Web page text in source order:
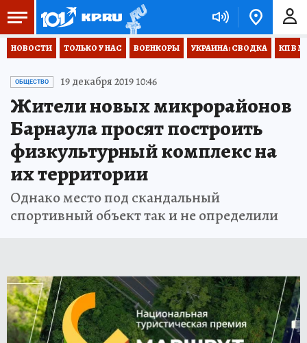
НОВОСТИ ТОЛЬКО У НАС ВОЕНКОРЫ УКРАИНА: СВОДКА КП В
ОБЩЕСТВО 19 декабря 2019 10:46
Жители новых микрорайонов
Барнаула просят построить
физкультурный комплекс на
их территории
Однако место под скандальный
спортивный объект так и не определили